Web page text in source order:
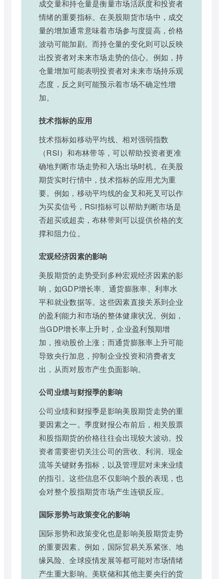
成交量和持仓量是衡量市场活跃度和投资者
情绪的重要指标。在美股期货市场中，成交
量的增加通常意味着市场参与度提高，价格
波动可能加剧。而持仓量的变化则可以反映
出投资者对未来市场走势的信心。例如，持
仓量增加可能表明投资者对未来市场持乐观
态度，反之则可能预示着市场不确定性增
加。
技术指标的应用
技术指标如移动平均线、相对强弱指数
（RSI）和布林带等，可以帮助投资者更准
确地判断市场走势和入场出场时机。在美股
期货实时行情中，技术指标的应用尤为重
要。例如，移动平均线的金叉和死叉可以作
为买卖信号，RSI指标可以帮助判断市场是
否超买或超卖，布林带则可以提供价格的支
撑和阻力位。
宏观经济因素的影响
美股期货的走势受到多种宏观经济因素的影
响，如GDP增长率、通货膨胀率、利率水
平和就业数据等。这些因素直接关系到企业
的盈利能力和市场的整体健康状况。例如，
当GDP增长率上升时，企业盈利预期增
加，推动股价上涨；而通货膨胀率上升可能
导致央行加息，抑制企业投资和消费者支
出，从而对股市产生负面影响。
公司业绩与财报季的影响
公司业绩和财报季是影响美股期货走势的重
要因素之一。季度财报公布前后，相关股票
和股指期货的价格往往会出现较大波动。投
资者需要密切关注公司的营收、利润、现金
流等关键财务指标，以及管理层对未来业绩
的指引。这些信息不仅影响个股的表现，也
会对整个股指期货市场产生连锁反应。
国际形势与政策变化的影响
国际形势和政策变化也是影响美股期货走势
的重要因素。例如，国际贸易关系紧张、地
缘风险、全球疫情发展等都可能对市场情绪
产生重大影响。美联储和其他主要央行的货